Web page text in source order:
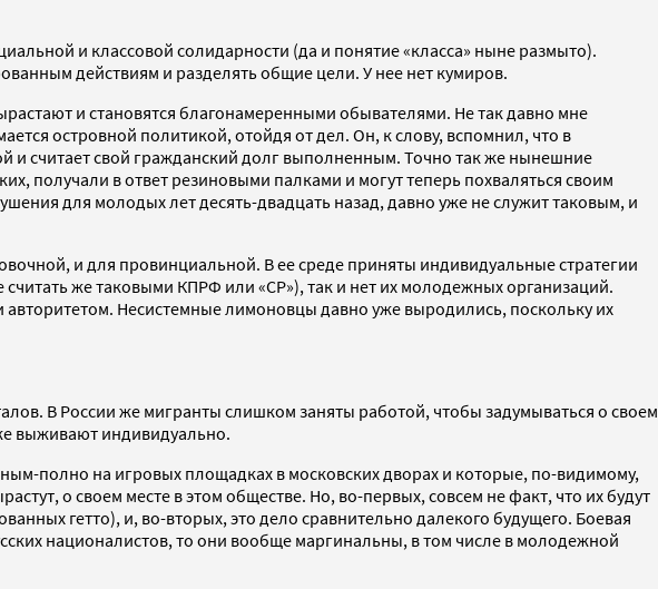
и классовой солидарности (да и понятие «класса» ныне размыто).
действиям и разделять общие цели. У нее нет кумиров.
и становятся благонамеренными обывателями. Не так давно мне
островной политикой, отойдя от дел. Он, к слову, вспомнил, что в
и считает свой гражданский долг выполненным. Точно так же нынешние
получали в ответ резиновыми палками и могут теперь похваляться своим
для молодых лет десять-двадцать назад, давно уже не служит таковым, и
и для провинциальной. В ее среде приняты индивидуальные стратегии
же таковыми КПРФ или «СР»), так и нет их молодежных организаций.
Несистемные лимоновцы давно уже выродились, поскольку их
В России же мигранты слишком заняты работой, чтобы задумываться о своем
выживают индивидуально.
полно на игровых площадках в московских дворах и которые, по-видимому,
о своем месте в этом обществе. Но, во-первых, совсем не факт, что их будут
гетто), и, во-вторых, это дело сравнительно далекого будущего. Боевая
националистов, то они вообще маргинальны, в том числе в молодежной